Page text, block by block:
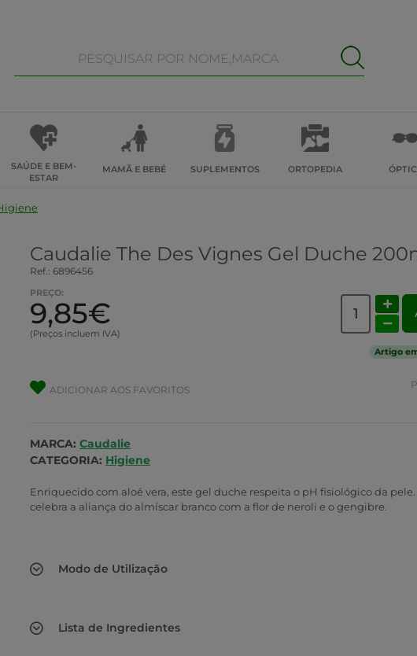
SAÚDE E BEM-
ESTAR
MAMÃ E BEBÉ SUPLEMENTOS ORTOPEDIA
Caudalie The Des Vignes Gel Duche
Ref.: 6896456
PREÇO:
9,85€
(Preços incluem IVA)
Artigo
ADICIONAR AOS FAVORITOS
MARCA: Caudalie
CATEGORIA: Higiene
Enriquecido com aloé vera, este gel duche respeita o pH fisiológico da pele.
celebra a aliança do almíscar branco com a flor de neroli e o gengibre.
Modo de Utilização
Lista de Ingredientes